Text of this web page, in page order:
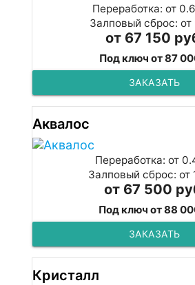
Переработка: от
Залповый сброс: от
от 67 150
Под ключ от 87
ЗАКАЗАТЬ
Аквалос
Переработка: от
Залповый сброс: от
от 67 500
Под ключ от 88
ЗАКАЗАТЬ
Кристалл